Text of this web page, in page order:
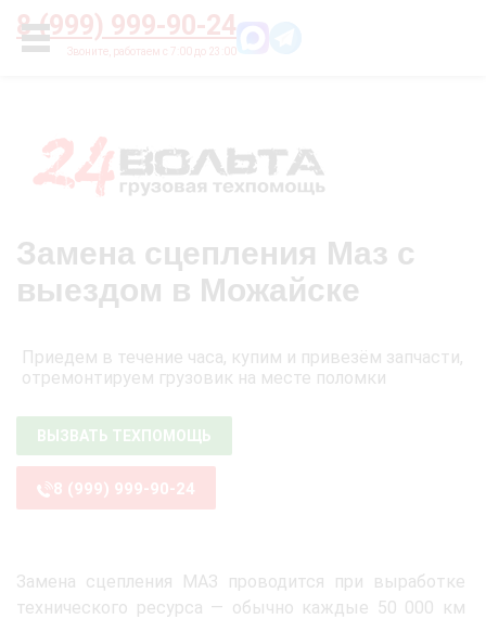
8 (999) 999-90-24
УСЛУГИ
Главная О нас Цены
Замена сцепления Маз с
выездом в Можайске
Приедем в течение часа, купим и привезём запчасти,
отремонтируем грузовик на месте поломки
ВЫЗВАТЬ ТЕХПОМОЩЬ
8 (999) 999-90-24
Замена сцепления МАЗ проводится при выработке
технического ресурса — обычно каждые 50 000 км